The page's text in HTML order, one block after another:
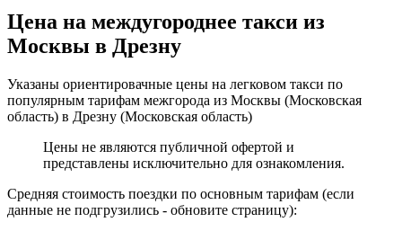
Цена на междугороднее такси из
Москвы в Дрезну
Указаны ориентировачные цены на легковом такси по
популярным тарифам межгорода из Москвы (Московская
область) в Дрезну (Московская область)
Цены не являются публичной офертой и
представлены исключительно для ознакомления.
Средняя стоимость поездки по основным тарифам (если
данные не подгрузились - обновите страницу):